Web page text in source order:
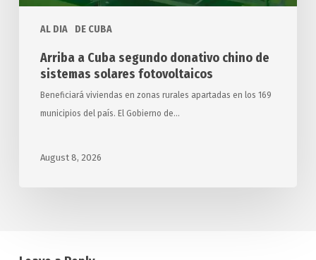
AL DIA DE CUBA
Arriba a Cuba segundo donativo chino de
sistemas solares fotovoltaicos
Beneficiará viviendas en zonas rurales apartadas en los 169
municipios del país. El Gobierno de…
August 8, 2026